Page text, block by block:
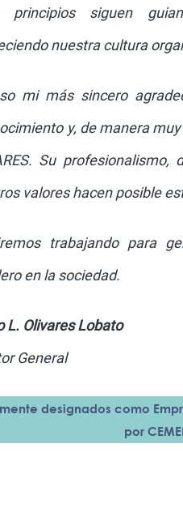
principios siguen
nuestra cultura
mi más sincero
y, de manera
Su
valores hacen posible
trabajando para
en la sociedad.
L. Olivares Lobato
General
designados como
por